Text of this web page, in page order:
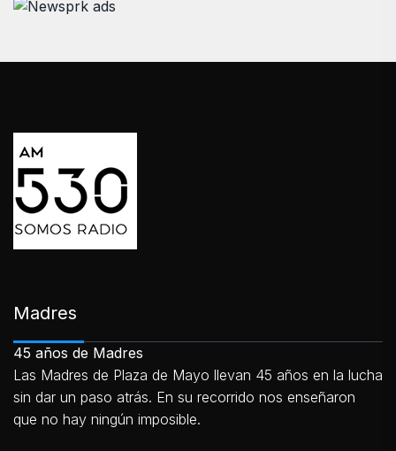
Madres
45 años de Madres
Las Madres de Plaza de Mayo llevan 45 años en la lucha
sin dar un paso atrás. En su recorrido nos enseñaron
que no hay ningún imposible.